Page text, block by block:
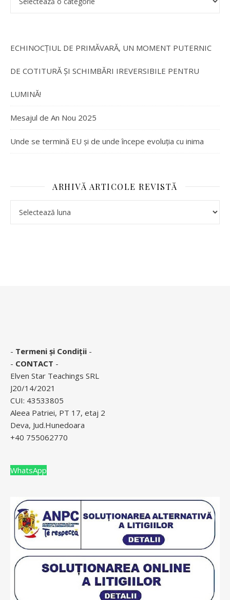
ECHINOCȚIUL DE PRIMĂVARĂ, UN MOMENT PUTERNIC
DE COTITURĂ ȘI SCHIMBĂRI IREVERSIBILE PENTRU
LUMINĂ!
Mesajul de An Nou 2025
Unde se termină EU și de unde începe evoluția cu inima
ARHIVĂ ARTICOLE REVISTĂ
- Termeni și Condiții -
- CONTACT -
Elven Star Teachings SRL
J20/14/2021
CUI: 43533805
Aleea Patriei, PT 17, etaj 2
Deva, Jud.Hunedoara
+40 755062770
WhatsApp